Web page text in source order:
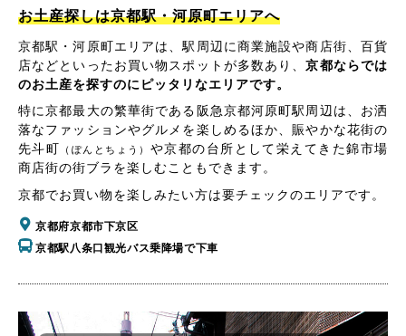
お土産探しは京都駅・河原町エリアへ
京都駅・河原町エリアは、駅周辺に商業施設や商店街、百貨
店などといったお買い物スポットが多数あり、京都ならでは
のお土産を探すのにピッタリなエリアです。
特に京都最大の繁華街である阪急京都河原町駅周辺は、お洒
落なファッションやグルメを楽しめるほか、賑やかな花街の
先斗町
（ぽんとちょう） や京都の台所として栄えてきた錦市場
商店街の街ブラを楽しむこともできます。
京都でお買い物を楽しみたい方は要チェックのエリアです。
京都府京都市下京区
京都駅八条口観光バス乗降場で下車